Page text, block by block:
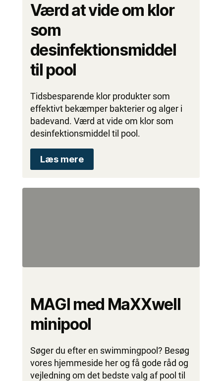
Værd at vide om klor
som
desinfektionsmiddel
til pool
Tidsbesparende klor produkter som
effektivt bekæmper bakterier og alger i
badevand. Værd at vide om klor som
desinfektionsmiddel til pool.
Læs mere
MAGI med MaXXwell
minipool
Søger du efter en swimmingpool? Besøg
vores hjemmeside her og få gode råd og
vejledning om det bedste valg af pool til